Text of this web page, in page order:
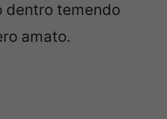
temendo
amato.